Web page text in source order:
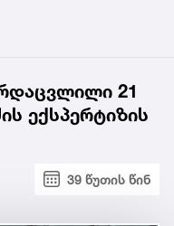
21
ექსპერტიზის
39 წუთის წინ